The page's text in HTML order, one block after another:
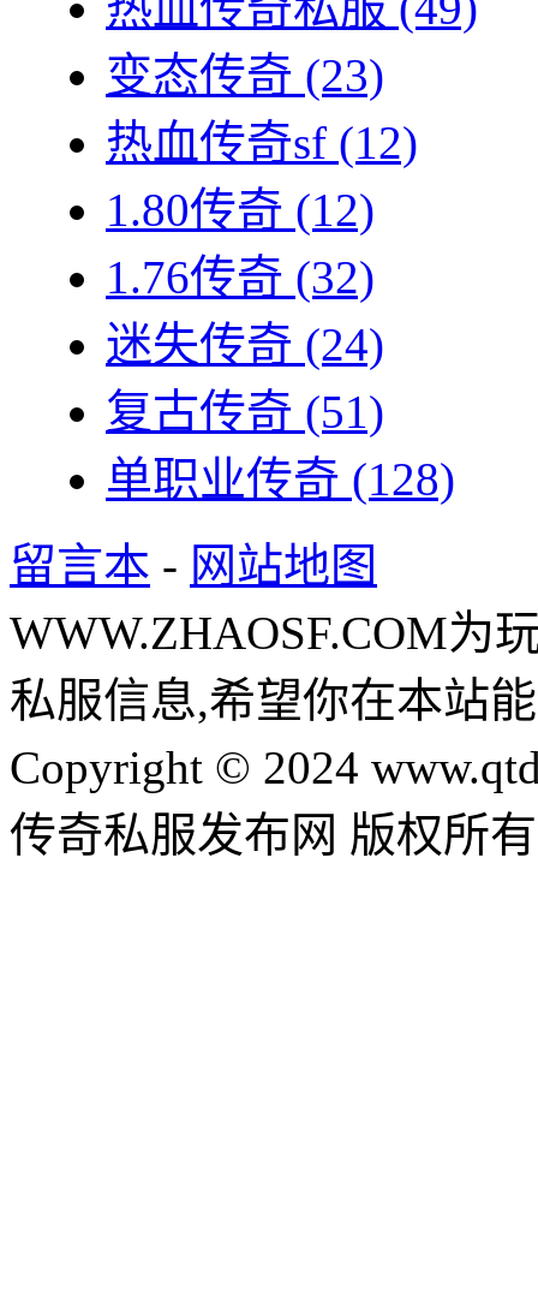
变态传奇 (23)
热血传奇sf (12)
1.80传奇 (12)
1.76传奇 (32)
迷失传奇 (24)
复古传奇 (51)
单职业传奇 (128)
留言本 - 网站地图
WWW.ZHAOSF.COM为
私服信息,希望你在本站
Copyright © 2024
传奇私服发布网 版权所有